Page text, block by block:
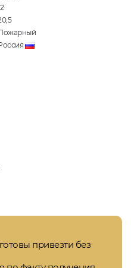
привезти без